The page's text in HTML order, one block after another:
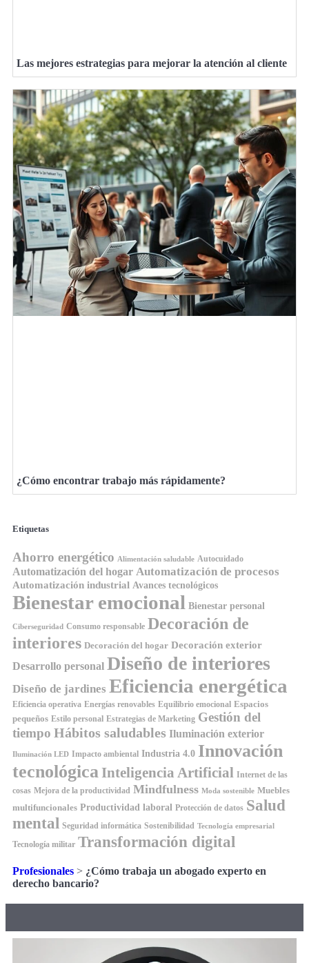
Las mejores estrategias para mejorar la atención al cliente
¿Cómo encontrar trabajo más rápidamente?
Etiquetas
Ahorro energético Alimentación saludable Autocuidado
Automatización del hogar Automatización de procesos
Automatización industrial Avances tecnológicos
Bienestar emocional Bienestar personal
Ciberseguridad Consumo responsable Decoración de
interiores Decoración del hogar Decoración exterior
Desarrollo personal Diseño de interiores
Diseño de jardines Eficiencia energética
Eficiencia operativa Energías renovables Equilibrio emocional Espacios
pequeños Estilo personal Estrategias de Marketing Gestión del
tiempo Hábitos saludables Iluminación exterior
Iluminación LED Impacto ambiental Industria 4.0 Innovación
tecnológica Inteligencia Artificial Internet de las
cosas Mejora de la productividad Mindfulness Moda sostenible Muebles
multifuncionales Productividad laboral Protección de datos Salud
mental Seguridad informática Sostenibilidad Tecnología empresarial
Tecnología militar Transformación digital
Profesionales > ¿Cómo trabaja un abogado experto en
derecho bancario?